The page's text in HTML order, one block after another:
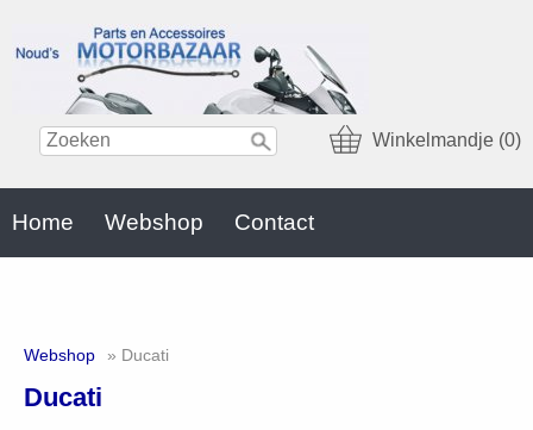
Winkelmandje (0)
Home Webshop Contact
Webshop » Ducati
Ducati